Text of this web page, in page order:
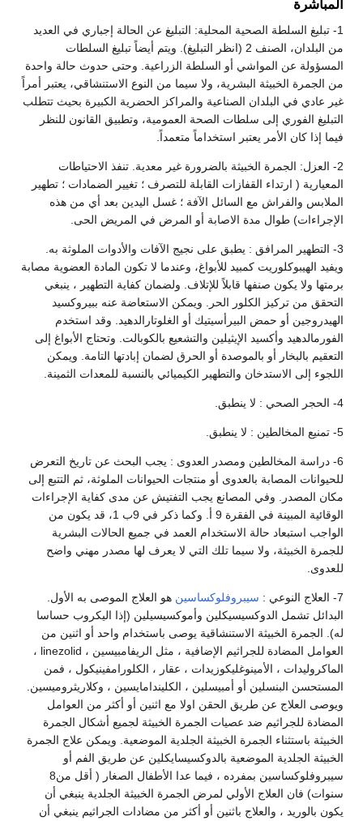
المباشرة
1- تبليغ السلطة الصحية المحلية: التبليغ عن الحالة إجباري في العديد
من البلدان، الصنف 2 (انظر التبليغ). ويتم أيضاً تبليغ السلطات
المسؤولة عن المواشي أو السلطة الزراعية. وحتى حدوث حالة واحدة
من الجمرة الخبيثة البشرية، ولا سيما من النوع الاستنشاقي، يعتبر أمراً
غير عادي في البلدان الصناعية والمراكز الحضرية الكبيرة بحيث تتطلب
التبليغ الفوري إلى سلطات الصحة العمومية، وتطبيق القانون للنظر
فيما إذا كان الأمر يعتبر استخداماً متعمداً.
2- العزل: الجمرة الخبيثة بالضرورة غير معدية. تنفذ الاحتياطات
المعيارية ( ارتداء القفازات القابلة للتصرف ؛ تغيير الضمادات ؛ تطهير
الملابس والفراش مع السائل الآفة ؛ غسل اليدين بعد أي من هذه
الإجراءات) طوال مدة الاصابة أو المرض في المريض الحى.
3- التطهير المرافق : يطبق على نجيج الآفات والأدوات الملوثة به.
ويفيد الهيبوكلوريت كمبيد للأبواغ، وعندما لا تكون المادة العضوية مصابة
برمتها ولا يكون صنفها قابلاً للإتلاف. ولضمان كفاية التطهير ، ينبغي
التحقق من تركيز الكلور الحر. ويمكن الاستعاضة عنه ببيروكسيد
الهيدروجين أو حمض البيرأسيتيك أو الغلوتارالدهيد. وقد استخدم
الفورمالدهيد وأكسيد الإيثيلين والتشعيع بالكوبالت. وتحتاج الأبواغ إلى
التعقيم بالبخار أو بالموصدة أو الحرق لضمان إبادتها التامة. ويمكن
اللجوء إلى الاستدخان والتطهير الكيميائي بالنسبة للمعدات الثمينة.
4- الحجر الصحي : لا ينطبق.
5- تمنيع المخالطين : لا ينطبق.
6- دراسة المخالطين ومصدر العدوى : يجب البحث عن تاريخ التعرض
للحيوانات المصابة بالعدوى أو منتجات الحيوانات الملوثة، ثم التتبع إلى
مكان المصدر. وفي المصانع يجب التفتيش عن مدى كفاية الإجراءات
الوقائية المبينة في الفقرة 9 أ. وكما ذكر في 9ب 1، قد يكون من
الواجب استبعاد حالة الاستخدام العمد في جميع الحالات البشرية
للجمرة الخبيثة، ولا سيما تلك التي لا يعرف لها مصدر مهني واضح
للعدوى.
7- العلاج النوعي : سيبروفلوكساسين هو العلاج الموصى به الأول.
البدائل تشمل الدوكسيسيكلين وأموكسيسيلين (إذا اليكروب حساسا
له). الجمرة الخبيثة الاستنشاقية يوصى باستخدام واحد أو اثنين من
العوامل المضادة للجراثيم الإضافية ، مثل الريفامبيسين ، linezolid ،
الماكروليدات ، الأمينوغليكوزيدات ، عقار ، الكلورامفينيكول ، فمن
المستحسن البنسلين أو أمبيسلين ، الكليندامايسين ، وكلاريثروميسين.
ويوصى العلاج عن طريق الحقن اولا مع اثنين أو أكثر من العوامل
المضادة للجراثيم ضد عصيات الجمرة الخبيثة لجميع أشكال الجمرة
الخبيثة باستثناء الجمرة الخبيثة الجلدية الموضعية. ويمكن علاج الجمرة
الخبيثة الجلدية الموضعية بالدوكسيسايكلين عن طريق الفم أو
سيبروفلوكساسين بمفرده ، فيما عدا الأطفال الصغار ( أقل من8
سنوات) فان العلاج الأولي لمرض الجمرة الخبيثة الجلدية ينبغي أن
يكون بالوريد ، والعلاج باثنين أو أكثر من مضادات الجراثيم ينبغي أن